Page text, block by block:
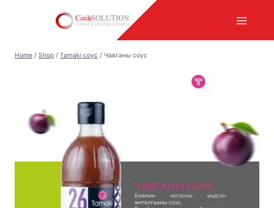
Home / Shop / Tamaki соус / Чавганы соус